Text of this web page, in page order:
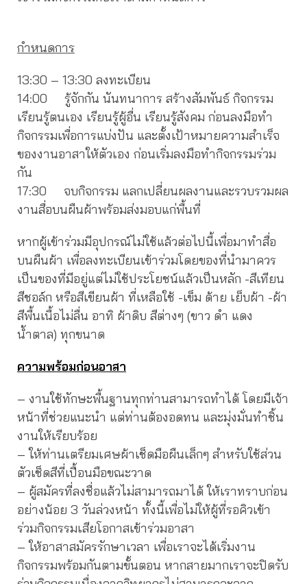
กำหนดการ
13:30 – 13:30 ลงทะเบียน
14:00 รู้จักกัน นันทนาการ สร้างสัมพันธ์ กิจกรรม
เรียนรู้ตนเอง เรียนรู้ผู้อื่น เรียนรู้สังคม ก่อนลงมือทำ
กิจกรรมเพื่อการแบ่งปัน และตั้งเป้าหมายความสำเร็จ
ของงานอาสาให้ตัวเอง ก่อนเริ่มลงมือทำกิจกรรมร่วม
กัน
17:30 จบกิจกรรม แลกเปลี่ยนผลงานและรวบรวมผล
งานสื่อบนผืนผ้าพร้อมส่งมอบแก่พื้นที่
หากผู้เข้าร่วมมีอุปกรณ์ไม่ใช้แล้วต่อไปนี้เพื่อมาทำสื่อ
บนผืนผ้า เพื่อลงทะเบียนเข้าร่วมโดยของที่นำมาควร
เป็นของที่มีอยู่แต่ไม่ใช้ประโยชน์แล้วเป็นหลัก -สีเทียน
สีชอล์ก หรือสีเขียนผ้า ที่เหลือใช้ -เข็ม ด้าย เย็บผ้า -ผ้า
สีพื้นเนื้อไม่ลื่น อาทิ ผ้าดิบ สีต่างๆ (ขาว ดำ แดง
น้ำตาล) ทุกขนาด
ความพร้อมก่อนอาสา
– งานใช้ทักษะพื้นฐานทุกท่านสามารถทำได้ โดยมีเจ้า
หน้าที่ช่วยแนะนำ แต่ท่านต้องอดทน และมุ่งมั่นทำชิ้น
งานให้เรียบร้อย
– ให้ท่านเตรียมเศษผ้าเช็ดมือผืนเล็กๆ สำหรับใช้ส่วน
ตัวเช็ดสีที่เปื้อนมือขณะวาด
– ผู้สมัครที่ลงชื่อแล้วไม่สามารถมาได้ ให้เราทราบก่อน
อย่างน้อย 3 วันล่วงหน้า ทั้งนี้เพื่อไม่ให้ผู้ที่รอคิวเข้า
ร่วมกิจกรรมเสียโอกาสเข้าร่วมอาสา
– ให้อาสาสมัครรักษาเวลา เพื่อเราจะได้เริ่มงาน
กิจกรรมพร้อมกันตามขั้นตอน หากสายมากเราจะปิดรับ